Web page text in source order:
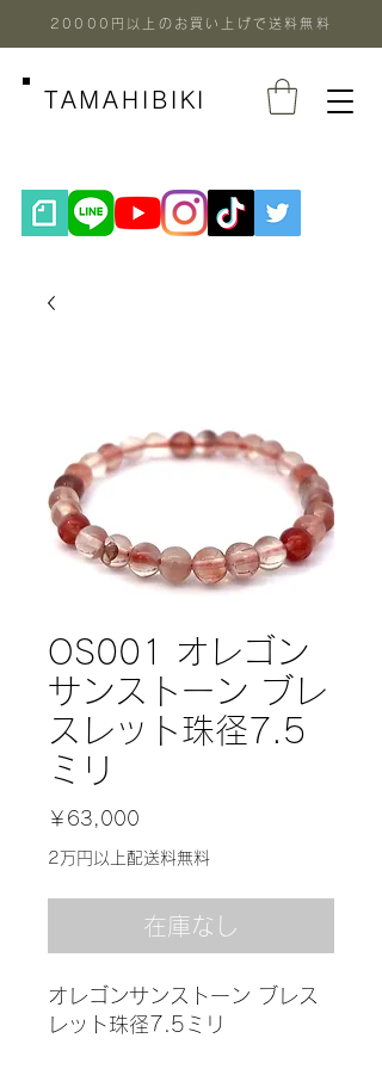
20000円以上のお買い上げで送料無料
TAMAHIBIKI
OS001 オレゴン
サンストーン ブレ
スレット珠径7.5
ミリ
￥63,000
格
2万円以上配送料無料
在庫なし
オレゴンサンストーン ブレス
レット珠径7.5ミリ